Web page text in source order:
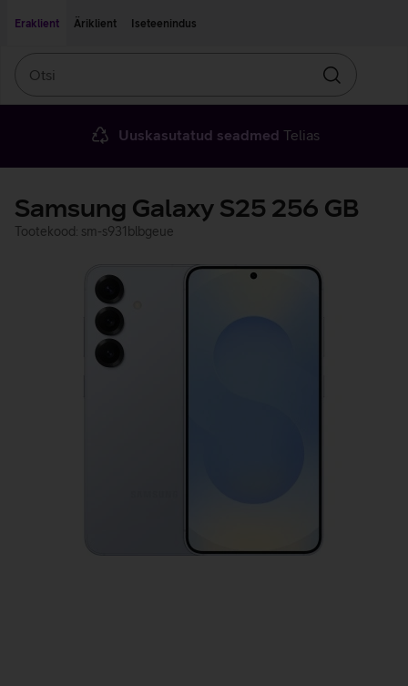
Eraklient
Äriklient Iseteenindus
Otsin
Uuskasutatud seadmed Telias
Samsung Galaxy S25 256 GB
Tootekood: sm-s931blbgeue